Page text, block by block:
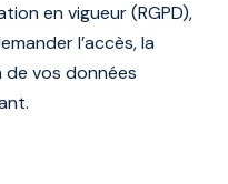
en vigueur (RGPD),
l’accès, la
vos données